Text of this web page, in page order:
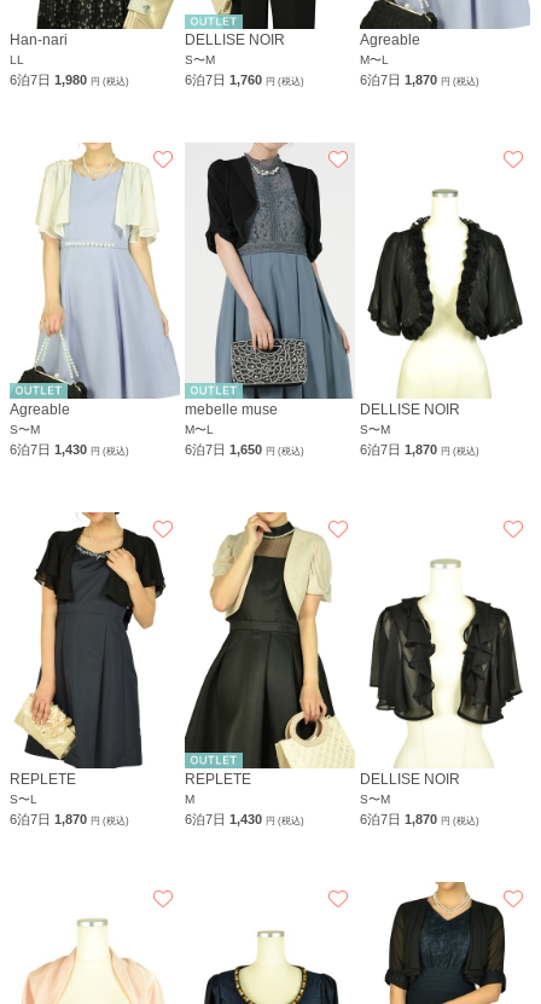
Han-nari
LL
6泊7日 1,980 円 (税込)
DELLISE NOIR
S〜M
6泊7日1,760円 (税込)
Agreable
M〜L
6泊7日1,870円 (税込)
Agreable
S〜M
6泊7日 1,430 円 (税込)
mebelle muse
M〜L
6泊7日1,650円 (税込)
DELLISE NOIR
S〜M
6泊7日1,870円 (税込)
REPLETE
S〜L
6泊7日 1,870 円 (税込)
REPLETE
M
6泊7日1,430円 (税込)
DELLISE NOIR
S〜M
6泊7日1,870円 (税込)